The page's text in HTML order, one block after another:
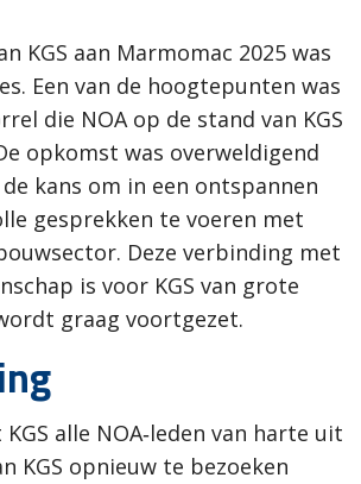
KGS aan Marmomac 2025 was
Een van de hoogtepunten was
die NOA op de stand van KGS
opkomst was overweldigend
de kans om in een ontspannen
gesprekken te voeren met
Deze verbinding met
is voor KGS van grote
graag voortgezet.
alle NOA‑leden van harte uit
KGS opnieuw te bezoeken